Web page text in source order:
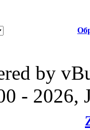
by
- 2026,